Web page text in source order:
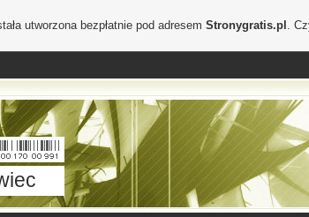
utworzona bezpłatnie pod adresem Stronygratis.pl .